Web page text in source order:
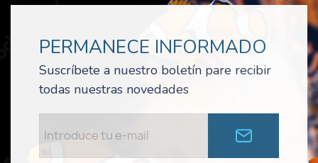
PERMANECE INFORMADO
Suscríbete a nuestro boletín pare recibir
todas nuestras novedades